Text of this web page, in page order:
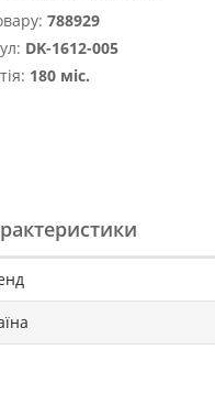
788929
DK-1612-005
180 міс.